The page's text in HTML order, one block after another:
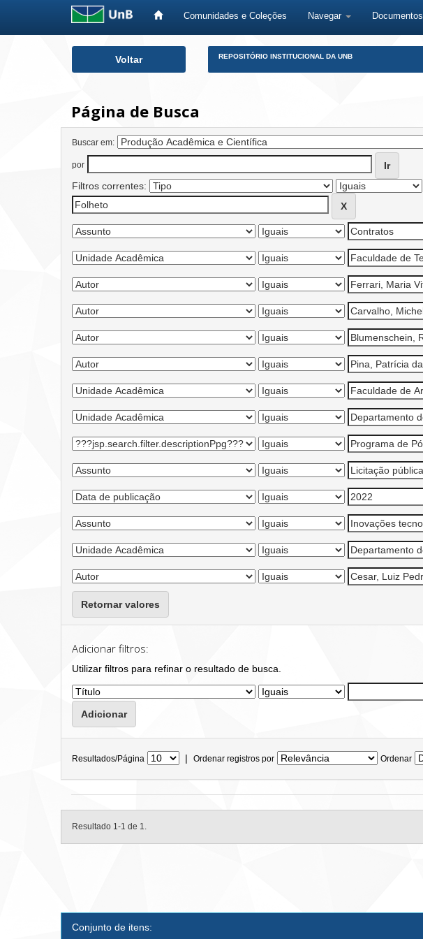
Comunidades e Coleções Navegar Documentos
Voltar REPOSITÓRIO INSTITUCIONAL DA UNB
Página de Busca
Buscar em:
por
Filtros correntes:
Retornar valores
Adicionar filtros:
Utilizar filtros para refinar o resultado de busca.
Resultados/Página | Ordenar registros por Ordenar
Resultado 1-1 de 1.
Conjunto de itens: